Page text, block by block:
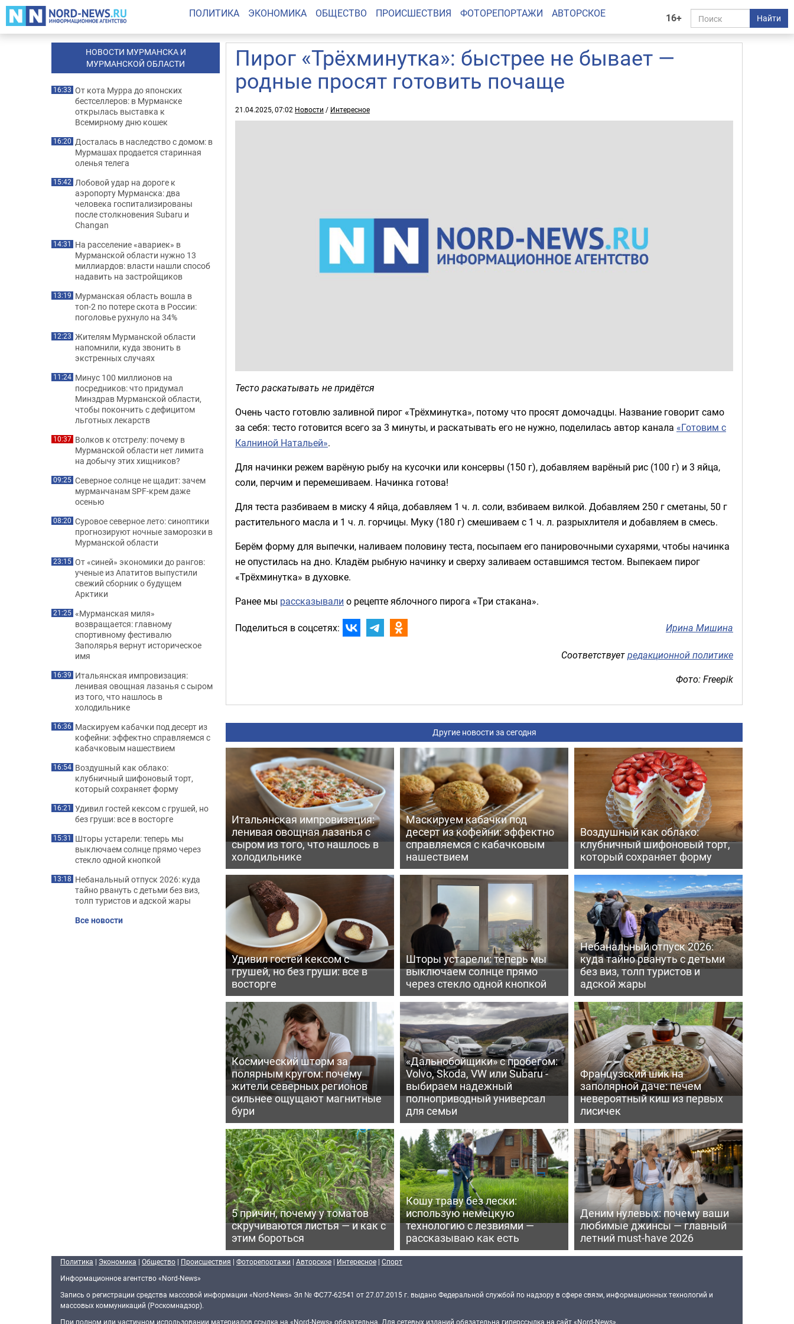
16+ Найти
ПОЛИТИКА ЭКОНОМИКА ОБЩЕСТВО ПРОИСШЕСТВИЯ ФОТОРЕПОРТАЖИ АВТОРСКОЕ
Пирог «Трёхминутка»: быстрее не бывает —
родные просят готовить почаще
21.04.2025, 07:02 Новости / Интересное
Тесто раскатывать не придётся
Очень часто готовлю заливной пирог «Трёхминутка», потому что просят домочадцы. Название говорит само
за себя: тесто готовится всего за 3 минуты, и раскатывать его не нужно, поделилась автор канала «Готовим с
Калниной Натальей».
Для начинки режем варёную рыбу на кусочки или консервы (150 г), добавляем варёный рис (100 г) и 3 яйца,
соли, перчим и перемешиваем. Начинка готова!
Для теста разбиваем в миску 4 яйца, добавляем 1 ч. л. соли, взбиваем вилкой. Добавляем 250 г сметаны, 50 г
растительного масла и 1 ч. л. горчицы. Муку (180 г) смешиваем с 1 ч. л. разрыхлителя и добавляем в смесь.
Берём форму для выпечки, наливаем половину теста, посыпаем его панировочными сухарями, чтобы начинка
не опустилась на дно. Кладём рыбную начинку и сверху заливаем оставшимся тестом. Выпекаем пирог
«Трёхминутка» в духовке.
Ранее мы рассказывали о рецепте яблочного пирога «Три стакана».
Поделиться в соцсетях: Ирина Мишина
Соответствуетредакционной политике
Фото: Freepik
Другие новости за сегодня
Итальянская импровизация:
ленивая овощная лазанья с
сыром из того, что нашлось в
холодильнике
Маскируем кабачки под
десерт из кофейни: эффектно
справляемся с кабачковым
нашествием
Воздушный как облако:
клубничный шифоновый торт,
который сохраняет форму
Удивил гостей кексом с
грушей, но без груши: все в
восторге
Шторы устарели: теперь мы
выключаем солнце прямо
через стекло одной кнопкой
Небанальный отпуск 2026:
куда тайно рвануть с детьми
без виз, толп туристов и
адской жары
Космический шторм за
полярным кругом: почему
жители северных регионов
сильнее ощущают магнитные
бури
«Дальнобойщики» с пробегом:
Volvo, Skoda, VW или Subaru -
выбираем надежный
полноприводный универсал
для семьи
Французский шик на
заполярной даче: печем
невероятный киш из первых
лисичек
5 причин, почему у томатов
скручиваются листья — и как с
этим бороться
Кошу траву без лески:
использую немецкую
технологию с лезвиями —
рассказываю как есть
Деним нулевых: почему ваши
любимые джинсы — главный
летний must-have 2026
НОВОСТИ МУРМАНСКА И
МУРМАНСКОЙ ОБЛАСТИ
16:33 От кота Мурра до японских
бестселлеров: в Мурманске
открылась выставка к
Всемирному дню кошек
16:20 Досталась в наследство с домом: в
Мурмашах продается старинная
оленья телега
15:42 Лобовой удар на дороге к
аэропорту Мурманска: два
человека госпитализированы
после столкновения Subaru и
Changan
14:31 На расселение «авариек» в
Мурманской области нужно 13
миллиардов: власти нашли способ
надавить на застройщиков
13:19 Мурманская область вошла в
топ-2 по потере скота в России:
поголовье рухнуло на 34%
12:23 Жителям Мурманской области
напомнили, куда звонить в
экстренных случаях
11:24 Минус 100 миллионов на
посредников: что придумал
Минздрав Мурманской области,
чтобы покончить с дефицитом
льготных лекарств
10:37 Волков к отстрелу: почему в
Мурманской области нет лимита
на добычу этих хищников?
09:25 Северное солнце не щадит: зачем
мурманчанам SPF-крем даже
осенью
08:20 Суровое северное лето: синоптики
прогнозируют ночные заморозки в
Мурманской области
23:15 От «синей» экономики до рангов:
ученые из Апатитов выпустили
свежий сборник о будущем
Арктики
21:25 «Мурманская миля»
возвращается: главному
спортивному фестивалю
Заполярья вернут историческое
имя
16:39 Итальянская импровизация:
ленивая овощная лазанья с сыром
из того, что нашлось в
холодильнике
16:36 Маскируем кабачки под десерт из
кофейни: эффектно справляемся с
кабачковым нашествием
16:54 Воздушный как облако:
клубничный шифоновый торт,
который сохраняет форму
16:21 Удивил гостей кексом с грушей, но
без груши: все в восторге
15:31 Шторы устарели: теперь мы
выключаем солнце прямо через
стекло одной кнопкой
13:18 Небанальный отпуск 2026: куда
тайно рвануть с детьми без виз,
толп туристов и адской жары
Все новости
Политика | Экономика | Общество | Происшествия | Фоторепортажи | Авторское | Интересное | Спорт
Информационное агентство «Nord-News»
Запись о регистрации средства массовой информации «Nord-News» Эл № ФС77-62541 от 27.07.2015 г. выдано Федеральной службой по надзору в сфере связи, информационных технологий и
массовых коммуникаций (Роскомнадзор).
При полном или частичном использовании материалов ссылка на «Nord-News» обязательна. Для сетевых изданий обязательна гиперссылка на сайт «Nord-News».